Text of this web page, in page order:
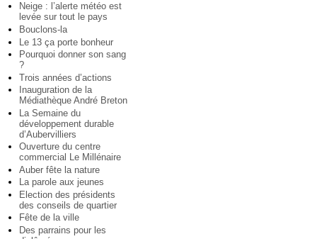
Neige : l’alerte météo est
levée sur tout le pays
Bouclons-la
Le 13 ça porte bonheur
Pourquoi donner son sang
?
Trois années d’actions
Inauguration de la
Médiathèque André Breton
La Semaine du
développement durable
d’Aubervilliers
Ouverture du centre
commercial Le Millénaire
Auber fête la nature
La parole aux jeunes
Election des présidents
des conseils de quartier
Fête de la ville
Des parrains pour les